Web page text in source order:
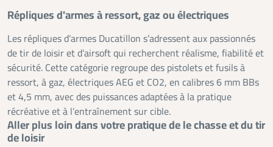
Répliques d'armes à ressort, gaz ou électriques
Les répliques d’armes Ducatillon s’adressent aux passionnés
de tir de loisir et d’airsoft qui recherchent réalisme, fiabilité et
sécurité. Cette catégorie regroupe des pistolets et fusils à
ressort, à gaz, électriques AEG et CO2, en calibres 6 mm BBs
et 4,5 mm, avec des puissances adaptées à la pratique
récréative et à l’entraînement sur cible.
Aller plus loin dans votre pratique de le chasse et du tir
de loisir